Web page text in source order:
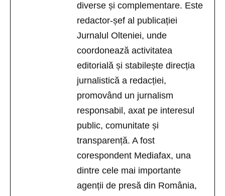
diverse și complementare. Este
redactor-șef al publicației
Jurnalul Olteniei, unde
coordonează activitatea
editorială și stabilește direcția
jurnalistică a redacției,
promovând un jurnalism
responsabil, axat pe interesul
public, comunitate și
transparență. A fost
corespondent Mediafax, una
dintre cele mai importante
agenții de presă din România,